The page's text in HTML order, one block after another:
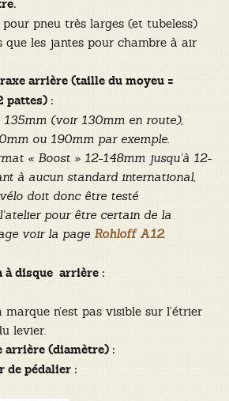
pneu très larges (et tubeless)
que les jantes pour chambre à air
arrière (taille du moyeu =
pattes) :
135mm (voir 130mm en route),
ou 190mm par exemple.
« Boost » 12-148mm jusqu’à 12-
à aucun standard international,
doit donc être testé
pour être certain de la
voir la page Rohloff A12.
à disque arrière :
n’est pas visible sur l’étrier
levier.
arrière (diamètre) :
de pédalier :